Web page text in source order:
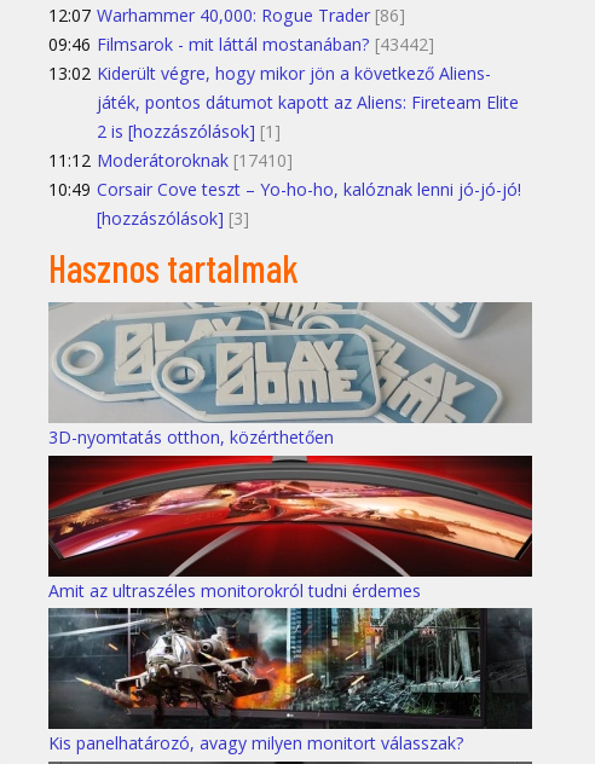
12:07 Warhammer 40,000: Rogue Trader [86]
09:46 Filmsarok - mit láttál mostanában? [43442]
13:02 Kiderült végre, hogy mikor jön a következő Aliens-
játék, pontos dátumot kapott az Aliens: Fireteam Elite
2 is [hozzászólások] [1]
11:12 Moderátoroknak [17410]
10:49 Corsair Cove teszt – Yo-ho-ho, kalóznak lenni jó-jó-jó!
[hozzászólások] [3]
Hasznos tartalmak
3D-nyomtatás otthon, közérthetően
Amit az ultraszéles monitorokról tudni érdemes
Kis panelhatározó, avagy milyen monitort válasszak?